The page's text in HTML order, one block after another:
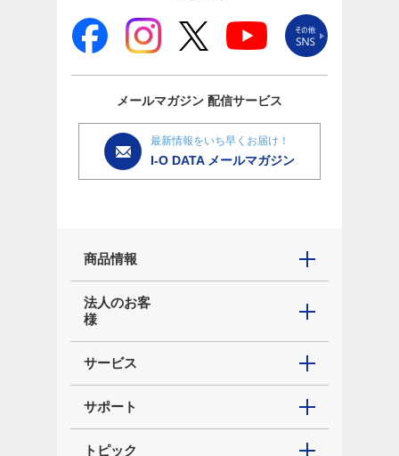
メールマガジン 配信サービス
最新情報をいち早くお届け！
I-O DATA メールマガジン
商品情報
法人のお客
様
サービス
サポート
トピック